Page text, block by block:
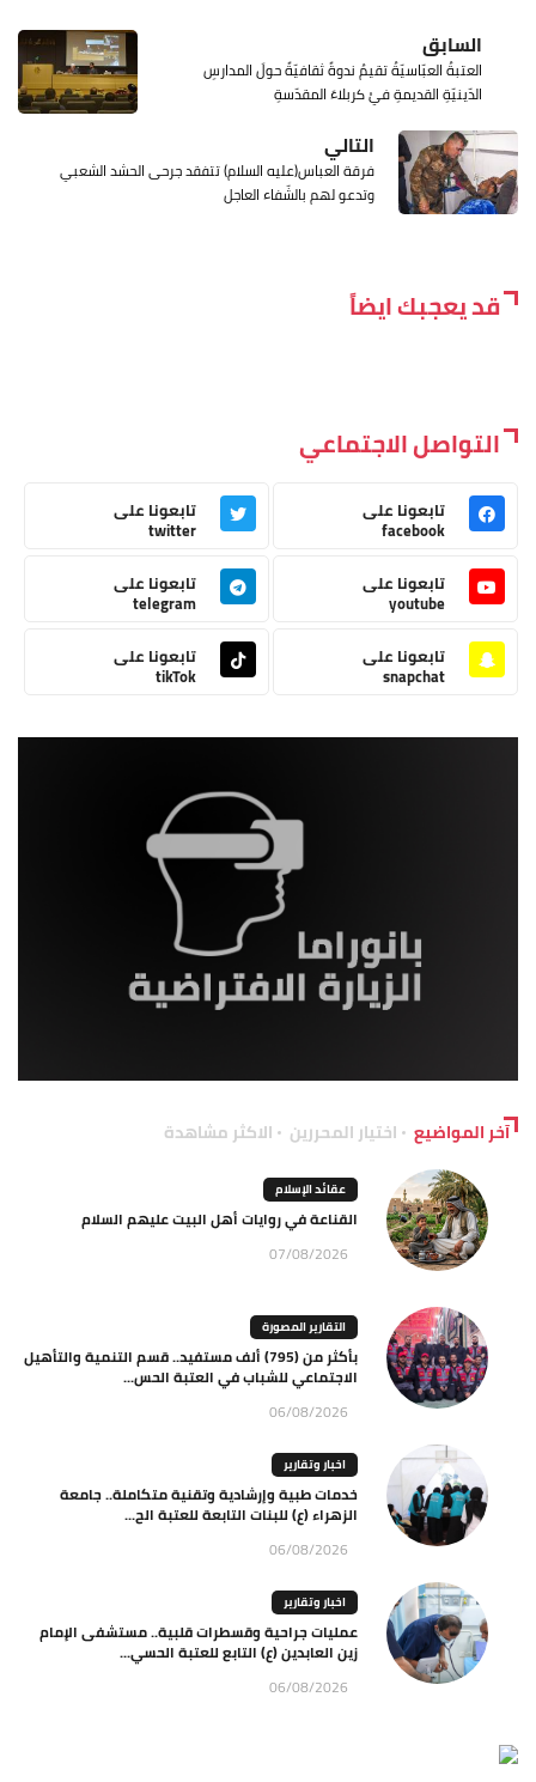
السابق
العتبةُ العبّاسيّةُ تقيمُ ندوةً ثقافيّةً حولَ المدارسِ
الدّينيّةِ القديمةِ فيْ كربلاءَ المقدّسةِ
التالي
فرقة العباس(عليه السلام) تتفقد جرحى الحشد الشعبي
وتدعو لهم بالشّفاء العاجل
قد يعجبك ايضاً
التواصل الاجتماعي
تابعونا على
facebook
تابعونا على
twitter
تابعونا على
youtube
تابعونا على
telegram
تابعونا على
snapchat
تابعونا على
tikTok
آخر المواضيع اختيار المحررين الاكثر مشاهدة
عقائد الإسلام
القناعة في روايات أهل البيت عليهم السلام
07/08/2026
التقارير المصورة
بأكثر من (795) ألف مستفيد.. قسم التنمية والتأهيل
الاجتماعي للشباب في العتبة الحس...
06/08/2026
اخبار وتقارير
خدمات طبية وإرشادية وتقنية متكاملة.. جامعة
الزهراء (ع) للبنات التابعة للعتبة الح...
06/08/2026
اخبار وتقارير
عمليات جراحية وقسطرات قلبية.. مستشفى الإمام
زين العابدين (ع) التابع للعتبة الحسي...
06/08/2026